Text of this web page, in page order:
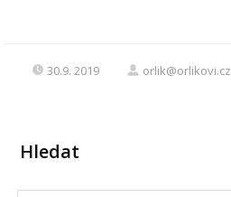
30.9. 2019 orlik@orlikovi.cz
Hledat